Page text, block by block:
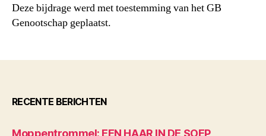
Deze bijdrage werd met toestemming van het GB
Genootschap geplaatst.
RECENTE BERICHTEN
Moppentrommel: EEN HAAR IN DE SOEP